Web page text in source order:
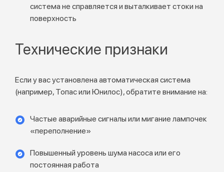
система не справляется и выталкивает стоки на
поверхность
Технические признаки
Если у вас установлена автоматическая система
(например, Топас или Юнилос), обратите внимание на:
Частые аварийные сигналы или мигание лампочек
«переполнение»
Повышенный уровень шума насоса или его
постоянная работа